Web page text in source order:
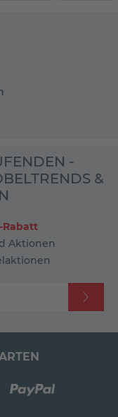
-
&
Rabatt
Aktionen